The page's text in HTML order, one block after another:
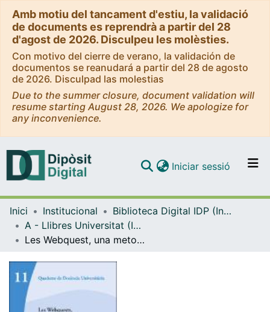
Amb motiu del tancament d'estiu, la validació
de documents es reprendrà a partir del 28
d'agost de 2026. Disculpeu les molèsties.
Con motivo del cierre de verano, la validación de
documentos se reanudará a partir del 28 de agosto
de 2026. Disculpad las molestias
Due to the summer closure, document validation will
resume starting August 28, 2026. We apologize for
any inconvenience.
Navega per tot el DD
Com publicar
Iniciar sessió (current)
Inici Institucional
Biblioteca Digital IDP (Institut de Desenvolupament Professional)
A - Llibres Universitat (IDP, Octaedro)
Les Webquest, una metodologia d'aprenentatge cooperatiu, basada en l'accés, el maneig i l'ús d'informació de la Xarxa